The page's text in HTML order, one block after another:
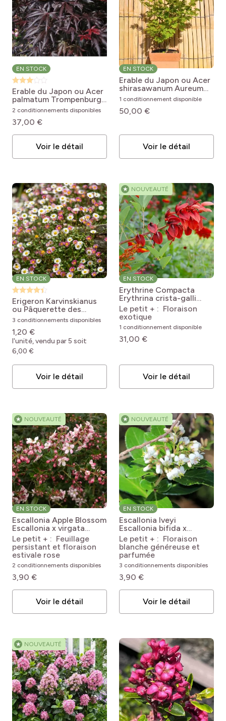
EN STOCK
Erable du Japon ou Acer
palmatum Trompenburg
Acer palmatum
Trompenburg
2 conditionnements disponibles
37,00 €
Voir le détail
EN STOCK
Erable du Japon ou Acer
shirasawanum Aureum
Acer shirasawanum
Aureum
1 conditionnement disponible
50,00 €
Voir le détail
EN STOCK
Erigeron Karvinskianus
ou Pâquerette des
murailles Erigeron
karvinskianus
3 conditionnements disponibles
1,20 €
l'unité, vendu par 5 soit
6,00 €
Voir le détail
★ NOUVEAUTÉ
EN STOCK
Erythrine Compacta
Erythrina crista-galli
Compacta
Le petit + : Floraison
exotique
1 conditionnement disponible
31,00 €
Voir le détail
★ NOUVEAUTÉ
EN STOCK
Escallonia Apple Blossom
Escallonia x virgata
Apple Blossom
Le petit + : Feuillage
persistant et floraison
estivale rose
2 conditionnements disponibles
3,90 €
Voir le détail
★ NOUVEAUTÉ
EN STOCK
Escallonia Iveyi
Escallonia bifida x
exoniensis Iveyi
Le petit + : Floraison
blanche généreuse et
parfumée
3 conditionnements disponibles
3,90 €
Voir le détail
★ NOUVEAUTÉ